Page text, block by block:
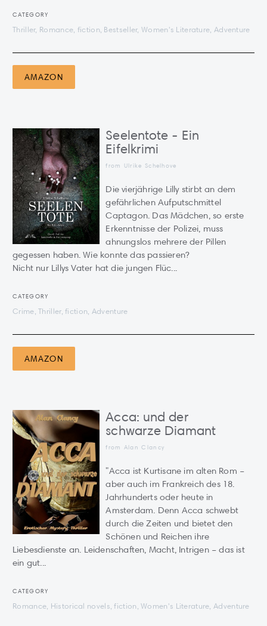
CATEGORY
Thriller, Romance, fiction, Bestseller, Women's Literature, Adventure
AMAZON
Seelentote - Ein
Eifelkrimi
from Ulrike Schelhove
Die vierjährige Lilly stirbt an dem
gefährlichen Aufputschmittel
Captagon. Das Mädchen, so erste
Erkenntnisse der Polizei, muss
ahnungslos mehrere der Pillen
gegessen haben. Wie konnte das passieren?
Nicht nur Lillys Vater hat die jungen Flüc...
CATEGORY
Crime, Thriller, fiction, Adventure
AMAZON
Acca: und der
schwarze Diamant
from Alan Clancy
"Acca ist Kurtisane im alten Rom –
aber auch im Frankreich des 18.
Jahrhunderts oder heute in
Amsterdam. Denn Acca schwebt
durch die Zeiten und bietet den
Schönen und Reichen ihre
Liebesdienste an. Leidenschaften, Macht, Intrigen – das ist
ein gut...
CATEGORY
Romance, Historical novels, fiction, Women's Literature, Adventure